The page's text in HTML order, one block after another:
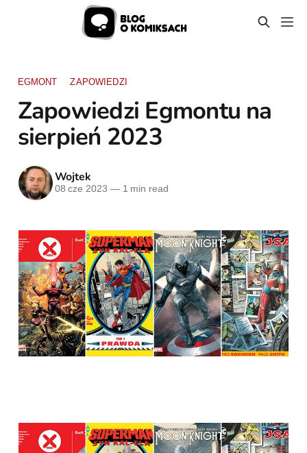
EGMONT ZAPOWIEDZI
Zapowiedzi Egmontu na
sierpień 2023
Wojtek
08 cze 2023 —1 min read